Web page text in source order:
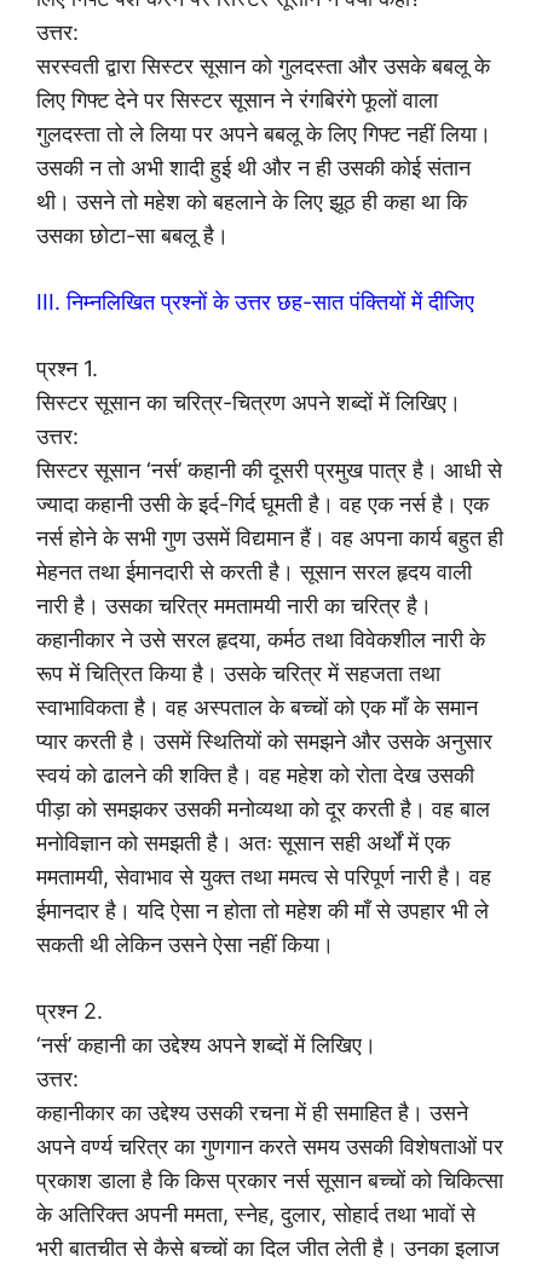
उत्तर:
सरस्वती द्वारा सिस्टर सूसान को गुलदस्ता और उसके बबलू के
लिए गिफ्ट देने पर सिस्टर सूसान ने रंगबिरंगे फूलों वाला
गुलदस्ता तो ले लिया पर अपने बबलू के लिए गिफ्ट नहीं लिया।
उसकी न तो अभी शादी हुई थी और न ही उसकी कोई संतान
थी। उसने तो महेश को बहलाने के लिए झूठ ही कहा था कि
उसका छोटा-सा बबलू है।
III. निम्नलिखित प्रश्नों के उत्तर छह-सात पंक्तियों में दीजिए
प्रश्न 1.
सिस्टर सूसान का चरित्र-चित्रण अपने शब्दों में लिखिए।
उत्तर:
सिस्टर सूसान ‘नर्स’ कहानी की दूसरी प्रमुख पात्र है। आधी से
ज्यादा कहानी उसी के इर्द-गिर्द घूमती है। वह एक नर्स है। एक
नर्स होने के सभी गुण उसमें विद्यमान हैं। वह अपना कार्य बहुत ही
मेहनत तथा ईमानदारी से करती है। सूसान सरल हृदय वाली
नारी है। उसका चरित्र ममतामयी नारी का चरित्र है।
कहानीकार ने उसे सरल हृदया, कर्मठ तथा विवेकशील नारी के
रूप में चित्रित किया है। उसके चरित्र में सहजता तथा
स्वाभाविकता है। वह अस्पताल के बच्चों को एक माँ के समान
प्यार करती है। उसमें स्थितियों को समझने और उसके अनुसार
स्वयं को ढालने की शक्ति है। वह महेश को रोता देख उसकी
पीड़ा को समझकर उसकी मनोव्यथा को दूर करती है। वह बाल
मनोविज्ञान को समझती है। अतः सूसान सही अर्थों में एक
ममतामयी, सेवाभाव से युक्त तथा ममत्व से परिपूर्ण नारी है। वह
ईमानदार है। यदि ऐसा न होता तो महेश की माँ से उपहार भी ले
सकती थी लेकिन उसने ऐसा नहीं किया।
प्रश्न 2.
‘नर्स’ कहानी का उद्देश्य अपने शब्दों में लिखिए।
उत्तर:
कहानीकार का उद्देश्य उसकी रचना में ही समाहित है। उसने
अपने वर्ण्य चरित्र का गुणगान करते समय उसकी विशेषताओं पर
प्रकाश डाला है कि किस प्रकार नर्स सूसान बच्चों को चिकित्सा
के अतिरिक्त अपनी ममता, स्नेह, दुलार, सोहार्द तथा भावों से
भरी बातचीत से कैसे बच्चों का दिल जीत लेती है। उनका इलाज